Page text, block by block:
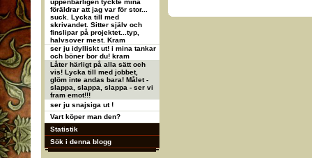
uppenbarligen tyckte mina
föräldrar att jag var för stor...
suck. Lycka till med
skrivandet. Sitter själv och
finslipar på projektet...typ,
halvsover mest. Kram
ser ju idylliskt ut! i mina tankar
och böner bor du! kram
Låter härligt på alla sätt och
vis! Lycka till med jobbet,
glöm inte andas bara! Målet -
slappa, slappa, slappa - ser vi
fram emot!!!
ser ju snajsiga ut !
Vart köper man den?
Statistik
Sök i denna blogg